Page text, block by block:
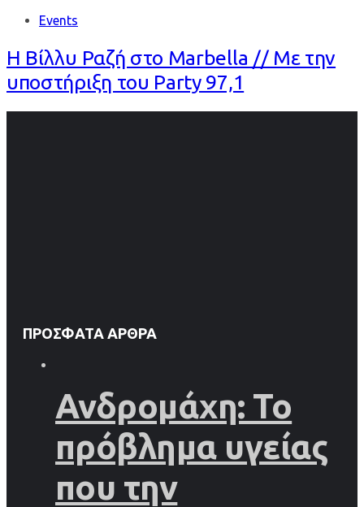
Events
Η Βίλλυ Ραζή στο Marbella // Με την
υποστήριξη του Party 97,1
ΠΡΌΣΦΑΤΑ ΆΡΘΡΑ
Ανδρομάχη: Το
πρόβλημα υγείας
που την